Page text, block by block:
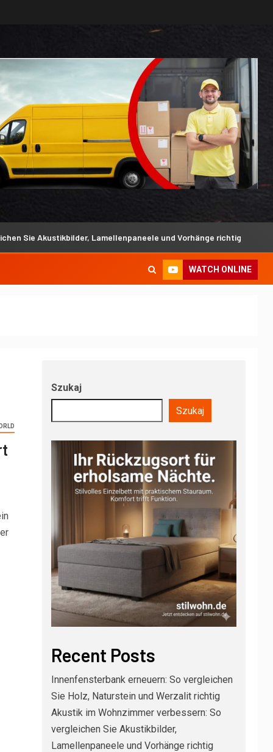
Lamellenpaneele und Vorhänge richtig
WATCH ONLINE
Szukaj
Szukaj
Recent Posts
Innenfensterbank erneuern: So vergleichen
Sie Holz, Naturstein und Werzalit richtig
Akustik im Wohnzimmer verbessern: So
vergleichen Sie Akustikbilder,
Lamellenpaneele und Vorhänge richtig